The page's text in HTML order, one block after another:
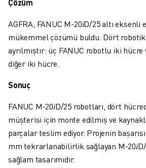
FANUC AKADEMI
EĞITIM IÇIN ÇÖZÜMLER
WORLDSKILLS & GENÇ YETENEKLER
HABERLER & MEDYA
HABERLER & MEDYA
ETKINLIKLER
FANUC HAKKINDA
FANUC HAKKINDA
AVRUPA'DA FANUC
LOKASYONLARIMIZ
SÜRDÜRÜLEBILIRLIK
Çözüm
AGFRA, FANUC M-20𝑖D/25 altı
mükemmel çözümü buldu. Dört
ayrılmıştır: üç FANUC robotlu iki
diğer iki hücre.
Sonuç
FANUC M-20𝑖D/25 robotları, dört
müşterisi için monte edilmiş ve
parçalar teslim ediyor. Projenin
mm tekrarlanabilirlik sağlayan M-20𝑖D/
sağlam tasarımıdır.